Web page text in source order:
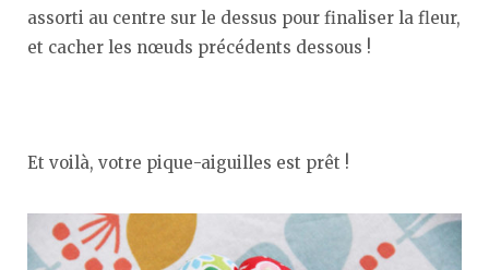
assorti au centre sur le dessus pour finaliser la fleur,
et cacher les nœuds précédents dessous !
Et voilà, votre pique-aiguilles est prêt !